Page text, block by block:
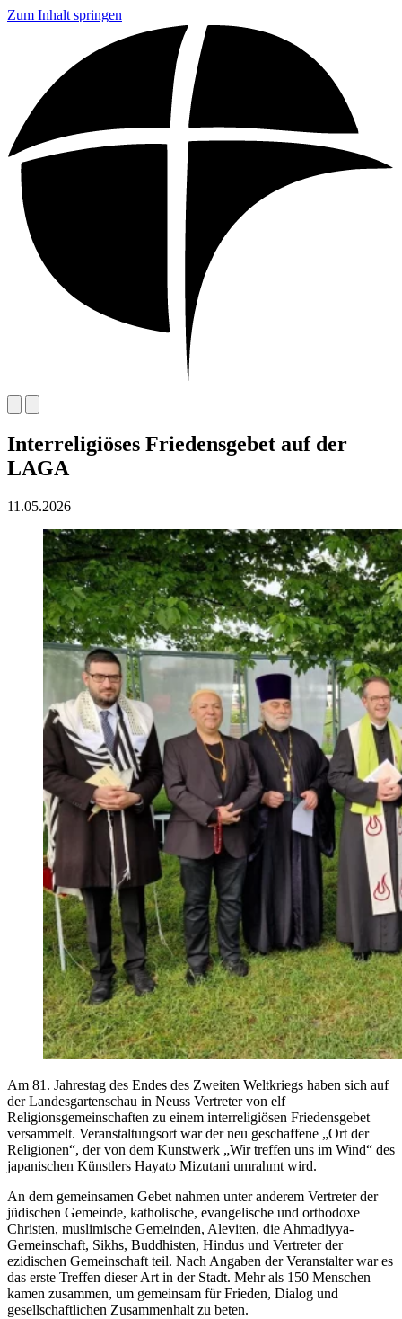
Zum Inhalt springen
Interreligiöses Friedensgebet auf der
LAGA
11.05.2026
Am 81. Jahrestag des Endes des Zweiten Weltkriegs haben sich auf
der Landesgartenschau in Neuss Vertreter von elf
Religionsgemeinschaften zu einem interreligiösen Friedensgebet
versammelt. Veranstaltungsort war der neu geschaffene „Ort der
Religionen“, der von dem Kunstwerk „Wir treffen uns im Wind“ des
japanischen Künstlers Hayato Mizutani umrahmt wird.
An dem gemeinsamen Gebet nahmen unter anderem Vertreter der
jüdischen Gemeinde, katholische, evangelische und orthodoxe
Christen, muslimische Gemeinden, Aleviten, die Ahmadiyya-
Gemeinschaft, Sikhs, Buddhisten, Hindus und Vertreter der
ezidischen Gemeinschaft teil. Nach Angaben der Veranstalter war es
das erste Treffen dieser Art in der Stadt. Mehr als 150 Menschen
kamen zusammen, um gemeinsam für Frieden, Dialog und
gesellschaftlichen Zusammenhalt zu beten.